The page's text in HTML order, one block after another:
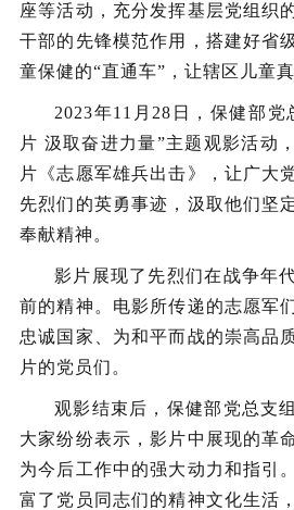
座等活动，充分发挥基层党组织
干部的先锋模范作用，搭建好省
童保健的“直通车”，让辖区儿童真
2023年11月28日，保健部
片 汲取奋进力量”主题观影活动
片《志愿军雄兵出击》，让广大
先烈们的英勇事迹，汲取他们坚
奉献精神。
影片展现了先烈们在战争年
前的精神。电影所传递的志愿军
忠诚国家、为和平而战的崇高品
片的党员们。
观影结束后，保健部党总支
大家纷纷表示，影片中展现的革
为今后工作中的强大动力和指引
富了党员同志们的精神文化生活